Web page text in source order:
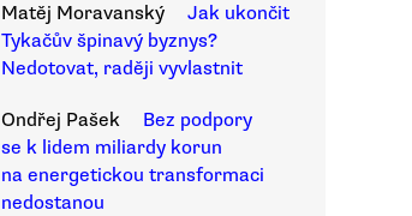
Matěj Moravanský
Jak ukončit
Tykačův špinavý byznys?
Nedotovat, raději vyvlastnit
Ondřej Pašek
Bez podpory
se k lidem miliardy korun
na energetickou transformaci
nedostanou